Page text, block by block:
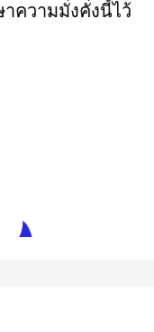
ความมั่งคั่งนี้ไว้